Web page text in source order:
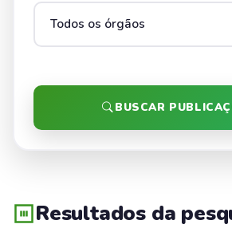
BUSCAR
Resultados da